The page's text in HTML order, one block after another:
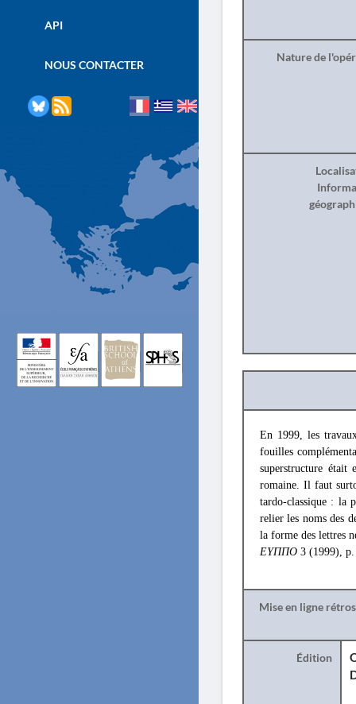
API
NOUS CONTACTER
Nature de
En 1999, les
fouilles
superstructure
romaine. Il faut
tardo-classique : la
relier les noms des
la forme des lettres
ΕΥΠΠΟ 3 (1999),
Mise en ligne
Édition